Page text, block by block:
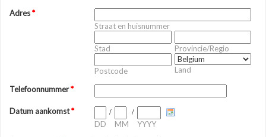
Adres*
Straat en huisnummer
Stad Provincie/Regio
Postcode Land
Telefoonnummer*
Datum aankomst*
DD
/
MM
/
YYYY